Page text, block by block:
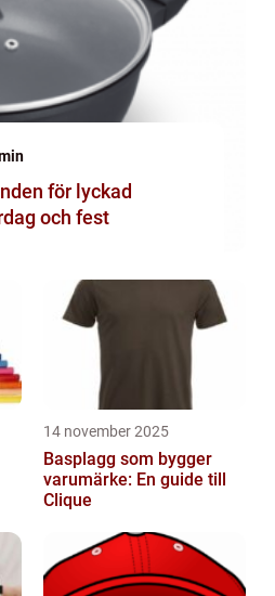
för lyckad
och fest
14 november 2025
Basplagg som bygger
varumärke: En guide till
Clique